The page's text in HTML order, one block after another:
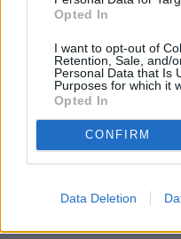
Opted In
I want to opt-out of
Retention, Sale, and/
Personal Data that Is
Purposes for which it
Opted In
CONFIRM
Data Deletion
Βαθμολογήστε αυτό το